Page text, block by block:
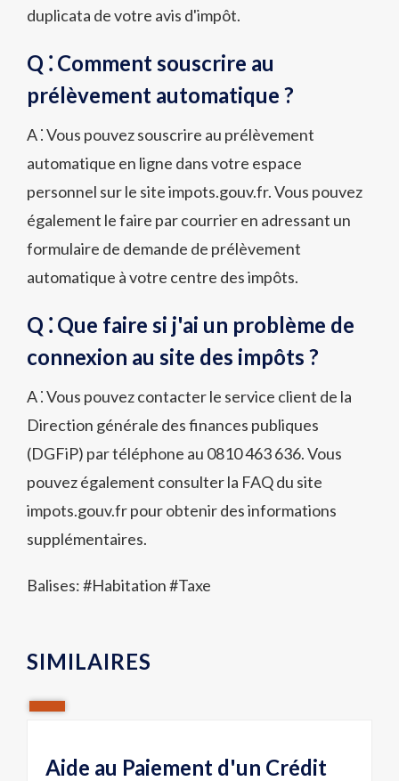
duplicata de votre avis d'impôt.
Q ⁚ Comment souscrire au
prélèvement automatique ?
A ⁚ Vous pouvez souscrire au prélèvement
automatique en ligne dans votre espace
personnel sur le site impots.gouv.fr. Vous pouvez
également le faire par courrier en adressant un
formulaire de demande de prélèvement
automatique à votre centre des impôts.
Q ⁚ Que faire si j'ai un problème de
connexion au site des impôts ?
A ⁚ Vous pouvez contacter le service client de la
Direction générale des finances publiques
(DGFiP) par téléphone au 0810 463 636. Vous
pouvez également consulter la FAQ du site
impots.gouv.fr pour obtenir des informations
supplémentaires.
Balises: #Habitation#Taxe
SIMILAIRES
Aide au Paiement d'un Crédit